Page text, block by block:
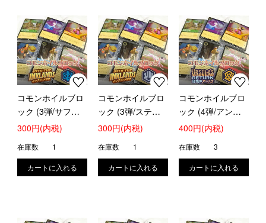
コモンホイルブロ
ック (3弾/サファ
イア)
300円(内税)
在庫数 1
コモンホイルブロ
ック (3弾/スティ
ール)
300円(内税)
在庫数 1
コモンホイルブロ
ック (4弾/アンバ
ー)
400円(内税)
在庫数 3